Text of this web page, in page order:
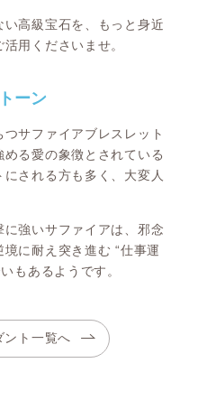
高級宝石を、もっと身近
用くださいませ。
ーン
サファイアブレスレット
る愛の象徴とされている
される方も多く、大変人
強いサファイアは、邪念
に耐え突き進む “仕事運
もあるようです。
ント一覧へ